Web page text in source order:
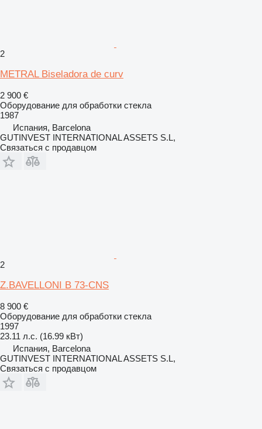
2
METRAL Biseladora de curv
2 900 €
Оборудование для обработки стекла
1987
Испания, Barcelona
GUTINVEST INTERNATIONAL ASSETS S.L,
Связаться с продавцом
2
Z.BAVELLONI B 73-CNS
8 900 €
Оборудование для обработки стекла
1997
23.11 л.с. (16.99 кВт)
Испания, Barcelona
GUTINVEST INTERNATIONAL ASSETS S.L,
Связаться с продавцом